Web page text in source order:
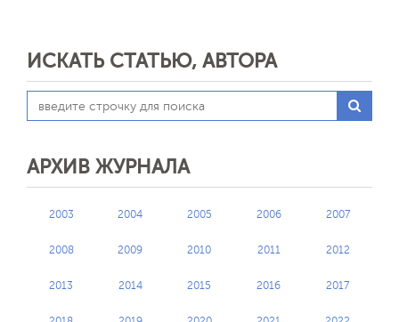
ИСКАТЬ СТАТЬЮ, АВТОРА
АРХИВ ЖУРНАЛА
2003 2004 2005 2006 2007
2008 2009 2010 2011 2012
2013 2014 2015 2016 2017